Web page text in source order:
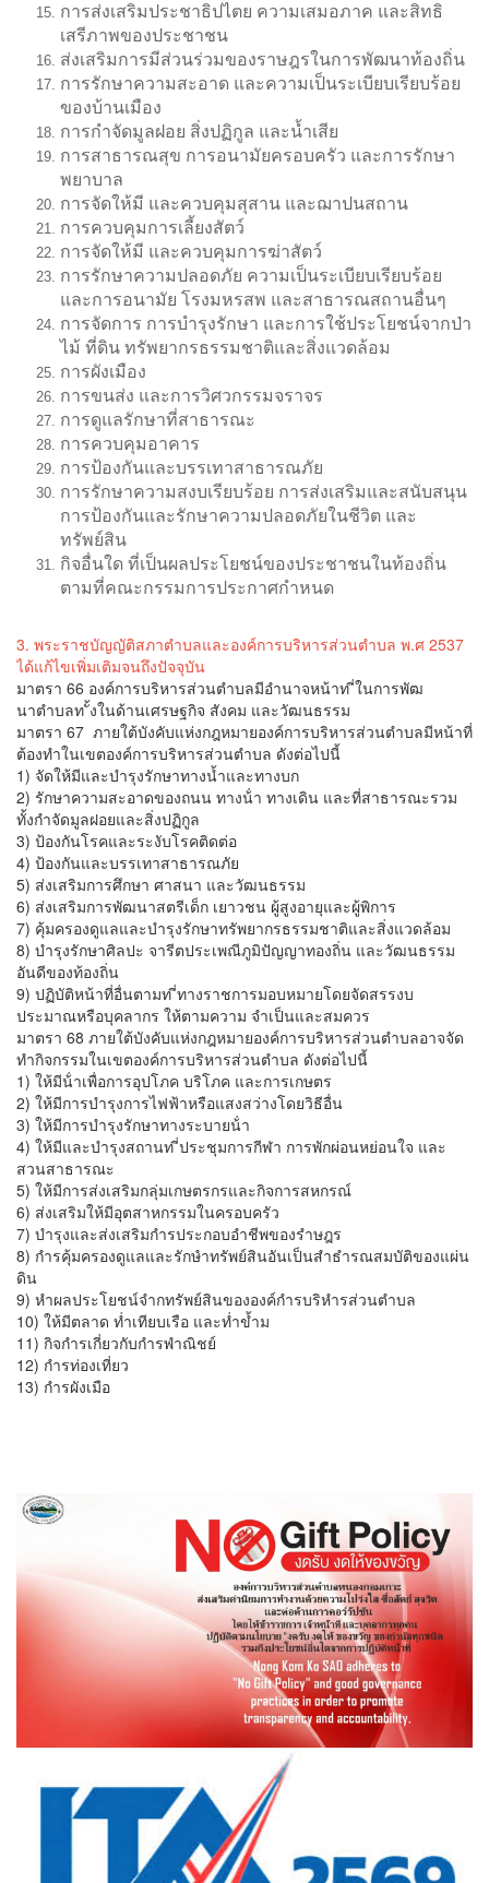
การส่งเสริมประชาธิปไตย ความเสมอภาค และสิทธิ
เสรีภาพของประชาชน
ส่งเสริมการมีส่วนร่วมของราษฎรในการพัฒนาท้องถิ่น
การรักษาความสะอาด และความเป็นระเบียบเรียบร้อย
ของบ้านเมือง
การกำจัดมูลฝอย สิ่งปฏิกูล และน้ำเสีย
การสาธารณสุข การอนามัยครอบครัว และการรักษา
พยาบาล
การจัดให้มี และควบคุมสุสาน และฌาปนสถาน
การควบคุมการเลี้ยงสัตว์
การจัดให้มี และควบคุมการฆ่าสัตว์
การรักษาความปลอดภัย ความเป็นระเบียบเรียบร้อย
และการอนามัย โรงมหรสพ และสาธารณสถานอื่นๆ
การจัดการ การบำรุงรักษา และการใช้ประโยชน์จากป่า
ไม้ ที่ดิน ทรัพยากรธรรมชาติและสิ่งแวดล้อม
การผังเมือง
การขนส่ง และการวิศวกรรมจราจร
การดูแลรักษาที่สาธารณะ
การควบคุมอาคาร
การป้องกันและบรรเทาสาธารณภัย
การรักษาความสงบเรียบร้อย การส่งเสริมและสนับสนุน
การป้องกันและรักษาความปลอดภัยในชีวิต และ
ทรัพย์สิน
กิจอื่นใด ที่เป็นผลประโยชน์ของประชาชนในท้องถิ่น
ตามที่คณะกรรมการประกาศกำหนด
3. พระราชบัญญัติสภาตำบลและองค์การบริหารส่วนตำบล พ.ศ 2537
ได้แก้ไขเพิ่มเติมจนถึงปัจจุบัน
มาตรา 66 องค์การบริหารส่วนตำบลมีอํานาจหน้าท ี่ในการพัฒ
นาตําบลท ั้งในด้านเศรษฐกิจ สังคม และวัฒนธรรม
มาตรา 67 ภายใต้บังคับแห่งกฎหมายองค์การบริหารส่วนตําบลมีหน้าที่
ต้องทําในเขตองค์การบริหารส่วนตําบล ดังต่อไปนี้
1) จัดให้มีและบํารุงรักษาทางน้ำและทางบก
2) รักษาความสะอาดของถนน ทางน้ํา ทางเดิน และที่สาธารณะรวม
ทั้งกําจัดมูลฝอยและสิ่งปฏิกูล
3) ป้องกันโรคและระงับโรคติดต่อ
4) ป้องกันและบรรเทาสาธารณภัย
5) ส่งเสริมการศึกษา ศาสนา และวัฒนธรรม
6) ส่งเสริมการพัฒนาสตรีเด็ก เยาวชน ผู้สูงอายุและผู้พิการ
7) คุ้มครองดูแลและบํารุงรักษาทรัพยากรธรรมชาติและสิ่งแวดล้อม
8) บํารุงรักษาศิลปะ จารีตประเพณีภูมิปัญญาทองถิ่น และวัฒนธรรม
อันดีของท้องถิ่น
9) ปฏิบัติหน้าที่อื่นตามท ี่ทางราชการมอบหมายโดยจัดสรรงบ
ประมาณหรือบุคลากร ให้ตามความ จําเป็นและสมควร
มาตรา 68 ภายใต้บังคับแห่งกฎหมายองค์การบริหารส่วนตําบลอาจจัด
ทํากิจกรรมในเขตองค์การบริหารส่วนตําบล ดังต่อไปนี้
1) ให้มีน้ําเพื่อการอุปโภค บริโภค และการเกษตร
2) ให้มีการบํารุงการไฟฟ้าหรือแสงสว่างโดยวิธีอื่น
3) ให้มีการบํารุงรักษาทางระบายน้ํา
4) ให้มีและบํารุงสถานท ี่ประชุมการกีฬา การพักผ่อนหย่อนใจ และ
สวนสาธารณะ
5) ให้มีการส่งเสริมกลุ่มเกษตรกรและกิจการสหกรณ์
6) ส่งเสริมให้มีอุตสาหกรรมในครอบครัว
7) บำรุงและส่งเสริมกำรประกอบอำชีพของรำษฎร
8) กำรคุ้มครองดูแลและรักษำทรัพย์สินอันเป็นสำธำรณสมบัติของแผ่น
ดิน
9) หำผลประโยชน์จำกทรัพย์สินขององค์กำรบริหำรส่วนตำบล
10) ให้มีตลาด ท่ำเทียบเรือ และท่ำข้ำม
11) กิจกำรเกี่ยวกับกำรพำณิชย์
12) กำรท่องเที่ยว
13) กำรผังเมือ